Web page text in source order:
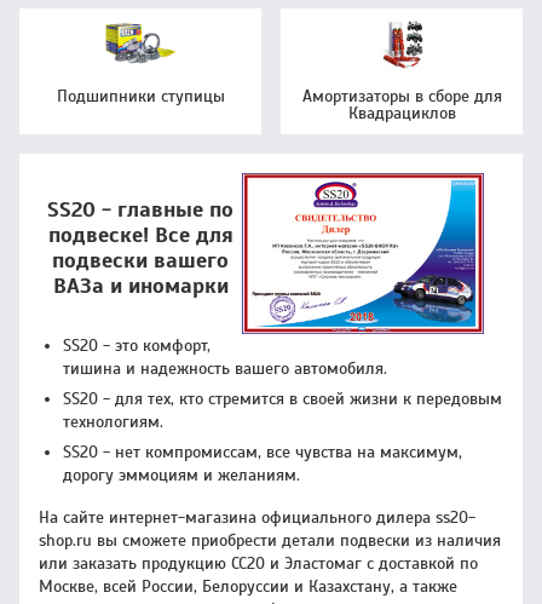
Подшипники ступицы
Амортизаторы в сборе для
Квадрациклов
SS20 - главные по
подвеске! Все для
подвески вашего
ВАЗа и иномарки
SS20 - это комфорт,
тишина и надежность вашего автомобиля.
SS20 - для тех, кто стремится в своей жизни к передовым
технологиям.
SS20 - нет компромиссам, все чувства на максимум,
дорогу эммоциям и желаниям.
На сайте интернет-магазина официального дилера ss20-
shop.ru вы сможете приобрести детали подвески из наличия
или заказать продукцию CC20 и Эластомаг с доставкой по
Москве, всей России, Белоруссии и Казахстану, а также